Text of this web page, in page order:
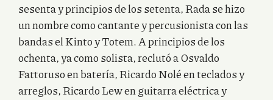
sesenta y principios de los setenta, Rada se hizo
un nombre como cantante y percusionista con las
bandas el Kinto y Totem. A principios de los
ochenta, ya como solista, reclutó a Osvaldo
Fattoruso en batería, Ricardo Nolé en teclados y
arreglos, Ricardo Lew en guitarra eléctrica y